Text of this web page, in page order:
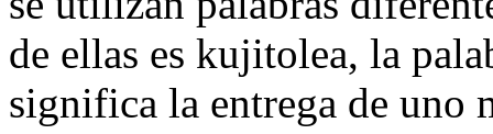
de ellas es kujitolea, la
significa la entrega de uno